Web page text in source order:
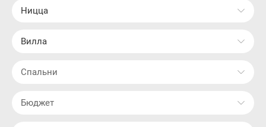
Ницца
Вилла
Cпальни
Бюджет